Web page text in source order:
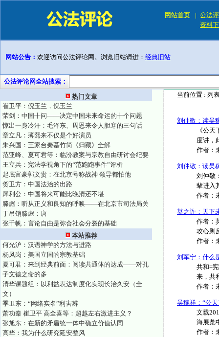
网站首页 | 公法
资料
网站公告： 欢迎访问公法评论网。浏览旧站请进： 经典旧站
公法评论网全站搜索：
热门文章
崔卫平：倪玉兰，倪玉兰
荣剑：中国十问——决定中国未来命运的十个问题
惊出一身冷汗：毛泽东、周恩来令人胆寒的三句话
章立凡：薄熙来不仅是个好演员
朱兴国：王家台秦墓竹简《归藏》全解
范亚峰、夏可君等：临汾教案与宗教自由研讨会纪要
王立兵：宪法学视角下的“范跑跑事件”评析
起底富豪郭文贵：在北京号称战神 领导都怕他
贺卫方：中国法治的出路
犀利公：中国将来可能比晚清还不堪
滕彪：听从正义和良知的呼唤——在北京市司法局关
于吊销滕彪：唐
张千帆：言论自由是弥合社会分裂的基础
本站推荐
何光沪：汉语神学的方法与进路
杨凤岗：美国立国的宗教基础
夏可君：来到经典前面：阅读共通体的达成——对孔
子文德之命的多
清华课题组：以利益表达制度化实现长治久安（全
文）
季卫东：“网络实名”利害辨
萧功秦 崔卫平 高全喜等：超越左右激进主义？
张旭东：在新的矛盾统一体中确立价值认同
高华：我为什么研究延安整风
当前位置 : 列
刘仲敬：读吴
《公
度讲，
作者：
刘仲敬：读吴
刘仲敬
辈进入
作者：
莫之许：天下
作者：
攻心则
作者：
刘军宁：什么
共和=
来，共
作者：
吴稼祥：“公
文载
海展览
作者：